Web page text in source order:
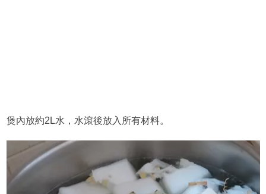
煲內放約2L水，水滾後放入所有材料。